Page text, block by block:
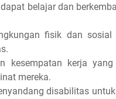
belajar dan
fisik dan
kesempatan kerja
mereka.
disabilitas